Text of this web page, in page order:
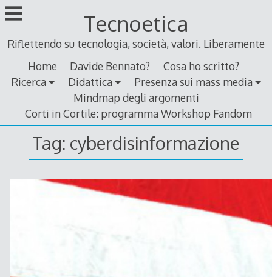
Skip
to
Tecnoetica
Riflettendo su tecnologia, società, valori. Liberamente
Home
Davide Bennato?
Cosa ho scritto?
Ricerca
Didattica
Presenza sui mass media
Mindmap degli argomenti
Corti in Cortile: programma Workshop Fandom
Tag: cyberdisinformazione